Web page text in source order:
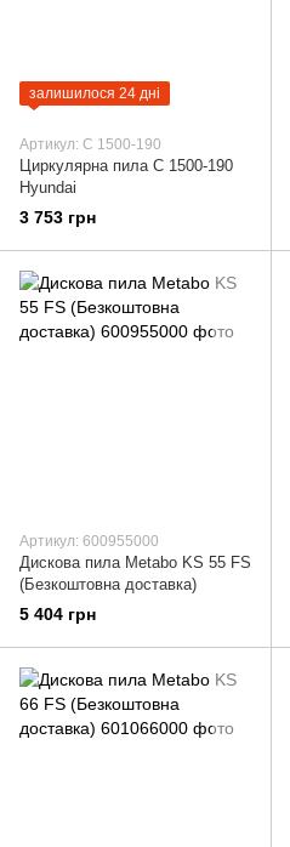
залишилося 24 дні
Артикул: C 1500-190
Циркулярна пила C 1500-190
Hyundai
3 753 грн
Артикул: 600955000
Дискова пила Metabo KS 55 FS
(Безкоштовна доставка)
5 404 грн